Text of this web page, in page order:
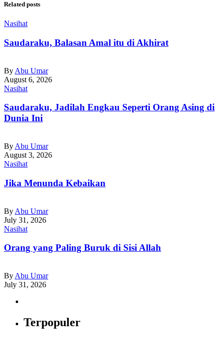
Related posts
Nasihat
Saudaraku, Balasan Amal itu di Akhirat
By Abu Umar
August 6, 2026
Nasihat
Saudaraku, Jadilah Engkau Seperti Orang Asing di
Dunia Ini
By Abu Umar
August 3, 2026
Nasihat
Jika Menunda Kebaikan
By Abu Umar
July 31, 2026
Nasihat
Orang yang Paling Buruk di Sisi Allah
By Abu Umar
July 31, 2026
Terpopuler